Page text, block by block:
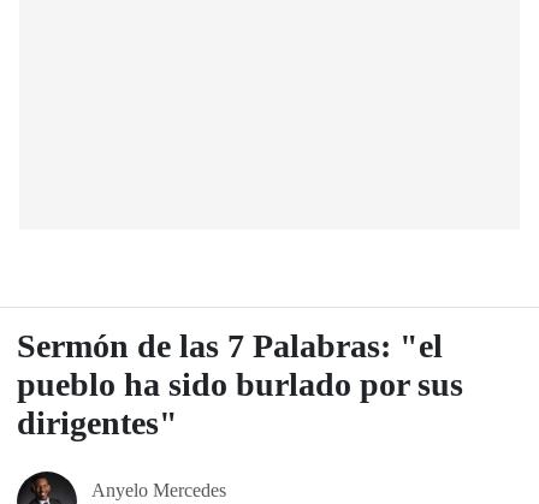
Sermón de las 7 Palabras: "el
pueblo ha sido burlado por sus
dirigentes"
Anyelo Mercedes